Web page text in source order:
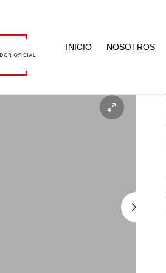
INICIO NOSOTROS